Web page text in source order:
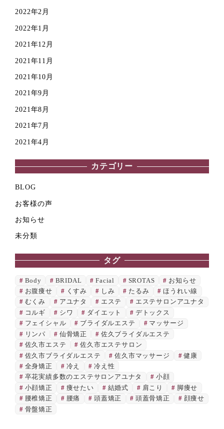
2022年2月
2022年1月
2021年12月
2021年11月
2021年10月
2021年9月
2021年8月
2021年7月
2021年4月
カテゴリー
BLOG
お客様の声
お知らせ
未分類
タグ
Body BRIDAL Facial SROTAS
お知らせ
お腹痩せ
くすみ しみ たるみ
ほうれい線
むくみ
アユナタ エステ
エステサロンアユナタ
コルギ
シワ ダイエット
デトックス
フェイシャル
ブライダルエステ
マッサージ
リンパ
仙骨矯正
佐久ブライダルエステ
佐久市エステ
佐久市エステサロン
佐久市ブライダルエステ
佐久市マッサージ
健康
全身矯正
冷え
冷え性
卒花実績多数のエステサロンアユナタ
小顔
小顔矯正
痩せたい 結婚式 肩こり
脚痩せ
腰椎矯正
腰痛 頭蓋矯正 頭蓋骨矯正
顔痩せ
骨盤矯正